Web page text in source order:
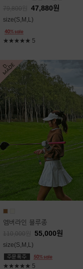
79,800 47,880원
size(S,M,L)
★★★★★ 5
엠버라인 블루종
110,000 55,000원
size(S,M,L)
★★★★★ 5